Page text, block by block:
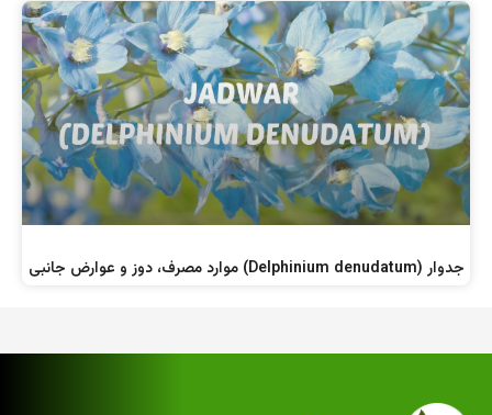
جدوار (Delphinium denudatum) موارد مصرف، دوز و عوارض جانبی